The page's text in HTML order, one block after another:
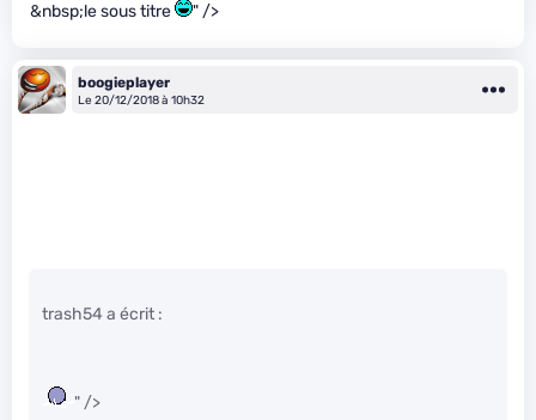
&nbsp;le sous titre " />
boogieplayer
Le 20/12/2018 à 10h32
trash54 a écrit :
" />